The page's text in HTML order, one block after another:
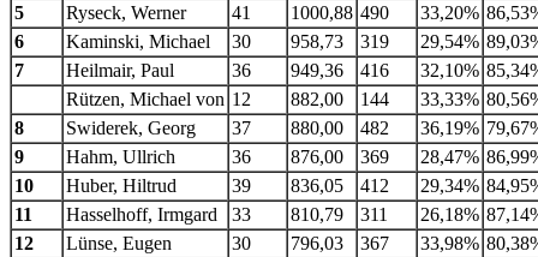
5
Ryseck, Werner 41 1000,88 490 33,20%
6
Kaminski, Michael 30 958,73 319 29,54%
7
Heilmair, Paul 36 949,36 416 32,10%
Rützen, Michael von 12 882,00 144 33,33%
8
Swiderek, Georg 37 880,00 482 36,19%
9
Hahm, Ullrich 36 876,00 369 28,47%
10
Huber, Hiltrud 39 836,05 412 29,34%
11
Hasselhoff, Irmgard 33 810,79 311 26,18%
12
Lünse, Eugen 30 796,03 367 33,98%